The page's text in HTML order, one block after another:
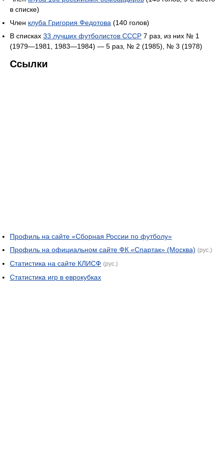
в списке)
Член клуба Григория Федотова (140 голов)
В списках 33 лучших футболистов СССР 7 раз, из них № 1
(1979—1981, 1983—1984) — 5 раз, № 2 (1985), № 3 (1978)
Ссылки
Профиль на сайте «Сборная России по футболу»
Профиль на официальном сайте ФК «Спартак» (Москва) (рус.)
Статистика на сайте КЛИСФ (рус.)
Статистика игр в еврокубках